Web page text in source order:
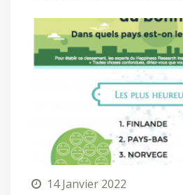
14 Janvier 2022